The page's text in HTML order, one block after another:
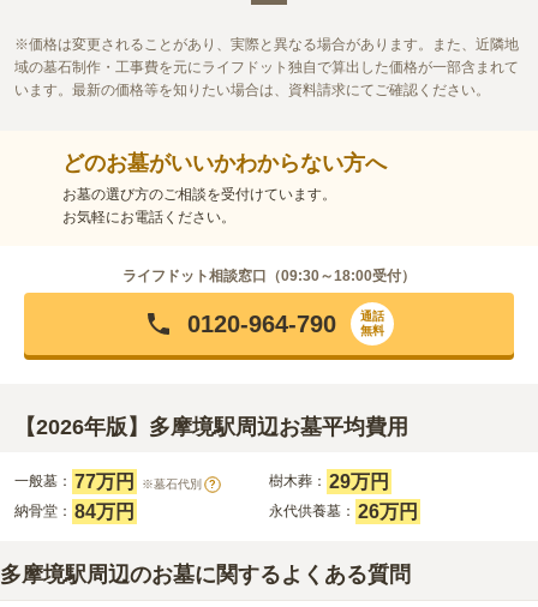
価格は変更されることがあり、実際と異なる場合があります。また、近隣地
域の墓石制作・工事費を元にライフドット独自で算出した価格が一部含まれて
います。最新の価格等を知りたい場合は、資料請求にてご確認ください。
どのお墓がいいかわからない方へ
お墓の選び方のご相談を受付けています。
お気軽にお電話ください。
ライフドット相談窓口（09:30～18:00受付）
0120-964-790
通話
無料
【2026年版】多摩境駅周辺お墓平均費用
一般墓： 77万円 ※墓石代別 ? 樹木葬： 29万円
納骨堂： 84万円 永代供養墓： 26万円
多摩境駅周辺のお墓に関するよくある質問